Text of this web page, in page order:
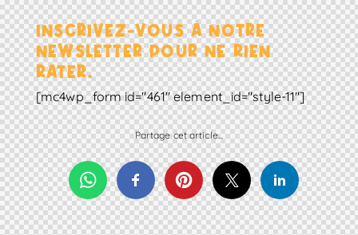
INSCRIVEZ-VOUS À NOTRE
NEWSLETTER POUR NE RIEN
RATER.
[mc4wp_form id="461" element_id="style-11"]
Partage cet article...